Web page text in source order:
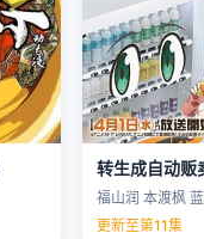
更新至第11集